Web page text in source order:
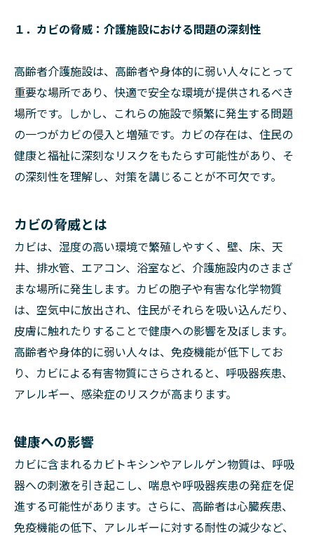
１．カビの脅威：介護施設における問題の深刻性
高齢者介護施設は、高齢者や身体的に弱い人々にとって
重要な場所であり、快適で安全な環境が提供されるべき
場所です。しかし、これらの施設で頻繁に発生する問題
の一つがカビの侵入と増殖です。カビの存在は、住民の
健康と福祉に深刻なリスクをもたらす可能性があり、そ
の深刻性を理解し、対策を講じることが不可欠です。
カビの脅威とは
カビは、湿度の高い環境で繁殖しやすく、壁、床、天
井、排水管、エアコン、浴室など、介護施設内のさまざ
まな場所に発生します。カビの胞子や有害な化学物質
は、空気中に放出され、住民がそれらを吸い込んだり、
皮膚に触れたりすることで健康への影響を及ぼします。
高齢者や身体的に弱い人々は、免疫機能が低下してお
り、カビによる有害物質にさらされると、呼吸器疾患、
アレルギー、感染症のリスクが高まります。
健康への影響
カビに含まれるカビトキシンやアレルゲン物質は、呼吸
器への刺激を引き起こし、喘息や呼吸器疾患の発症を促
進する可能性があります。さらに、高齢者は心臓疾患、
免疫機能の低下、アレルギーに対する耐性の減少など、